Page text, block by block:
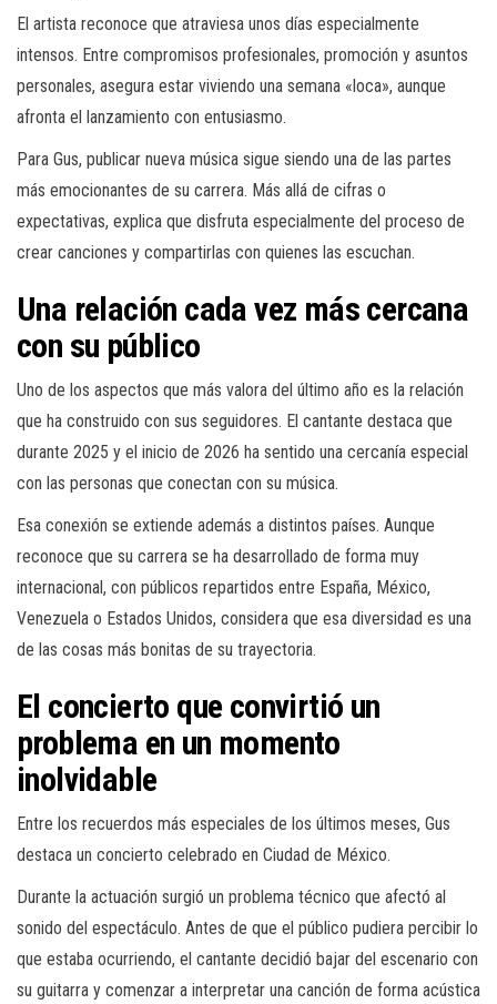
El artista reconoce que atraviesa unos días especialmente
intensos. Entre compromisos profesionales, promoción y asuntos
personales, asegura estar viviendo una semana «loca», aunque
afronta el lanzamiento con entusiasmo.
Para Gus, publicar nueva música sigue siendo una de las partes
más emocionantes de su carrera. Más allá de cifras o
expectativas, explica que disfruta especialmente del proceso de
crear canciones y compartirlas con quienes las escuchan.
Una relación cada vez más cercana
con su público
Uno de los aspectos que más valora del último año es la relación
que ha construido con sus seguidores. El cantante destaca que
durante 2025 y el inicio de 2026 ha sentido una cercanía especial
con las personas que conectan con su música.
Esa conexión se extiende además a distintos países. Aunque
reconoce que su carrera se ha desarrollado de forma muy
internacional, con públicos repartidos entre España, México,
Venezuela o Estados Unidos, considera que esa diversidad es una
de las cosas más bonitas de su trayectoria.
El concierto que convirtió un
problema en un momento
inolvidable
Entre los recuerdos más especiales de los últimos meses, Gus
destaca un concierto celebrado en Ciudad de México.
Durante la actuación surgió un problema técnico que afectó al
sonido del espectáculo. Antes de que el público pudiera percibir lo
que estaba ocurriendo, el cantante decidió bajar del escenario con
su guitarra y comenzar a interpretar una canción de forma acústica